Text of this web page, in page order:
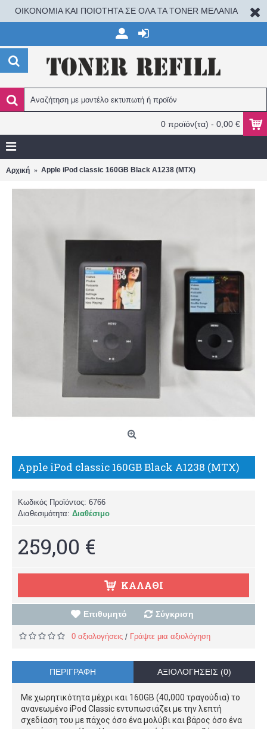
ΟΙΚΟΝΟΜΙΑ ΚΑΙ ΠΟΙΟΤΗΤΑ ΣΕ ΟΛΑ ΤΑ TONER ΜΕΛΑΝΙΑ
0 προϊόν(τα) - 0,00 €
Αρχική Apple iPod classic 160GB Black A1238 (MTX)
Apple iPod classic 160GB Black A1238 (MTX)
Κωδικός Προϊόντος: 6766
Διαθεσιμότητα: Διαθέσιμο
259,00 €
ΚΑΛΆΘΙ
Επιθυμητό Σύγκριση
0 αξιολογήσεις / Γράψτε μια αξιολόγηση
ΠΕΡΙΓΡΑΦΉ ΑΞΙΟΛΟΓΉΣΕΙΣ (0)
Με χωρητικότητα μέχρι και 160GB (40,000 τραγούδια) το
ανανεωμένο iPod Classic εντυπωσιάζει με την λεπτή
σχεδίαση του με πάχος όσο ένα μολύβι και βάρος όσο ένα